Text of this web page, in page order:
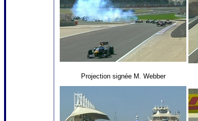
Projection signée M. Webber